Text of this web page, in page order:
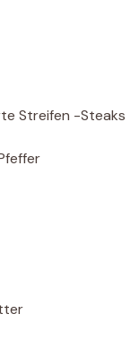
Streifen -Steaks